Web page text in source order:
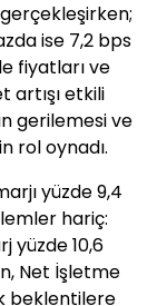
ise 7,2 bps
fiyatları ve
artışı etkili
gerilemesi ve
rol oynadı.
yüzde 9,4
hariç:
yüzde 10,6
Net İşletme
beklentilere